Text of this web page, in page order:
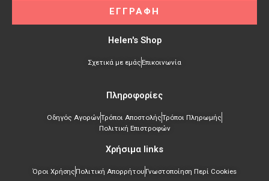
ΕΓΓΡΑΦΗ
Helen's Shop
Σχετικά με εμάς Επικοινωνία
Πληροφορίες
Οδηγός ΑγορώνΤρόποι ΑποστολήςΤρόποι Πληρωμής
Πολιτική Επιστροφών
Χρήσιμα links​
Όροι Χρήσης Πολιτική Απορρήτου Γνωστοποίηση Περί Cookies